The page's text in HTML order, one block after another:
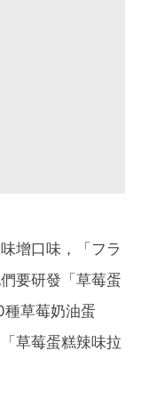
增口味，「フラ
要研發「草莓蛋
草莓奶油蛋
草莓蛋糕辣味拉